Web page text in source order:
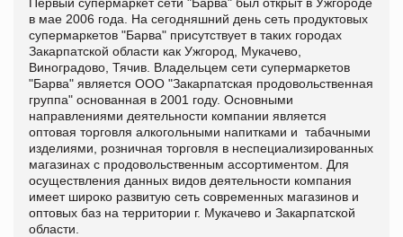
в мае 2006 года. На сегодняшний день сеть продуктовых
супермаркетов "Барва" присутствует в таких городах
Закарпатской области как Ужгород, Мукачево,
Виноградово, Тячив. Владельцем сети супермаркетов
"Барва" является ООО "Закарпатская продовольственная
группа" основанная в 2001 году. Основными
направлениями деятельности компании является
оптовая торговля алкогольными напитками и табачными
изделиями, розничная торговля в неспециализированных
магазинах с продовольственным ассортиментом. Для
осуществления данных видов деятельности компания
имеет широко развитую сеть современных магазинов и
оптовых баз на территории г. Мукачево и Закарпатской
области.